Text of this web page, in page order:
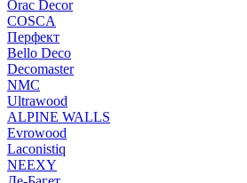
Orac Decor
COSCA
Перфект
Bello Deco
Decomaster
NMС
Ultrawood
ALPINE WALLS
Evrowood
Laconistiq
NEEXY